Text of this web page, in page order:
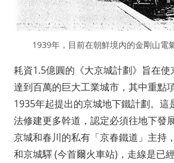
1939年，目前在朝鮮境內的金剛山電
耗資1.5億圓的《大京城計劃》旨在使
達到百萬的巨大工業城市，其中重點
1935年起提出的京城地下鐵計劃。這
法修建更多幹道，認定必須往地下發
京城和春川的私有「京春鐵道」主持
和京城驛 (今首爾火車站)，走線是已